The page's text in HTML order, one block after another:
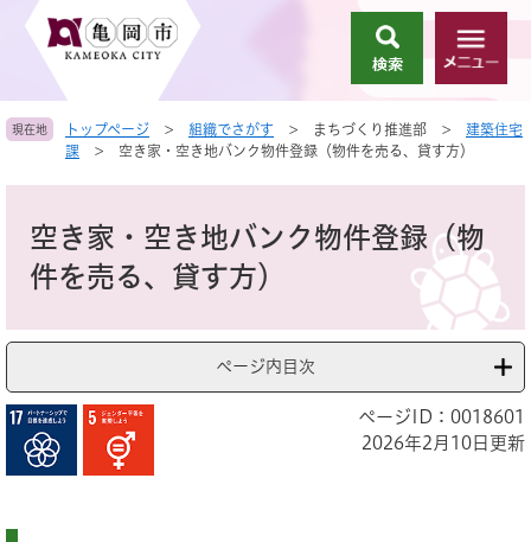
頭
す
飛
し
索
メ
ニ
ー
現在地 トップページ > 組織でさがす > まちづくり推進部 >
建築住宅
課
> 空き家・空き地バンク物件登録（物件を売る、貸す方）
空き家・空き地バンク物件登録（物
件を売る、貸す方）
ページ内目次
ページID：0018601
2026年2月10日更新